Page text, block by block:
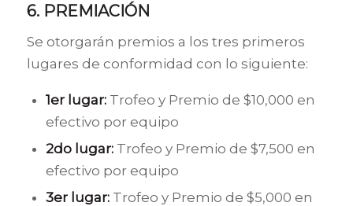
6. PREMIACIÓN
Se otorgarán premios a los tres primeros
lugares de conformidad con lo siguiente:
1er lugar:Trofeo y Premio de $10,000 en
efectivo por equipo
2do lugar:Trofeo y Premio de $7,500 en
efectivo por equipo
3er lugar:Trofeo y Premio de $5,000 en